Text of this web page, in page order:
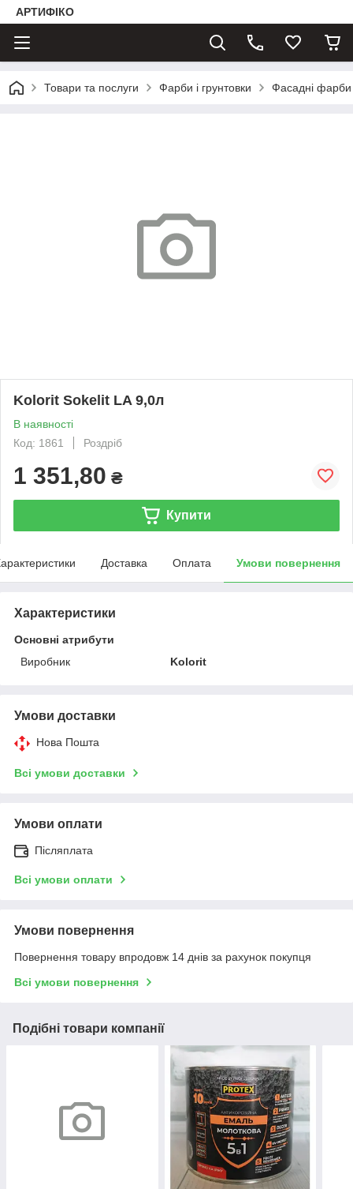
АРТИФІКО
Товари та послуги Фарби і грунтовки Фасадні фарби
Kolorit Sokelit LA 9,0л
В наявності
Код: 1861
Роздріб
1 351,80 ₴
Купити
Доставка Оплата Умови повернення
Характеристики
Основні атрибути
Виробник
Kolorit
Умови доставки
Нова Пошта
Всі умови доставки
Умови оплати
Післяплата
Всі умови оплати
Умови повернення
Повернення товару впродовж 14 днів за рахунок покупця
Всі умови повернення
Подібні товари компанії